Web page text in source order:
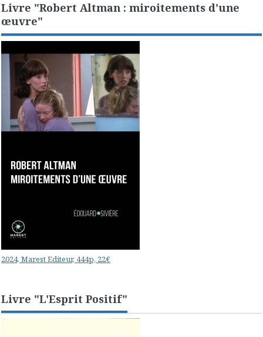
Livre "Robert Altman : miroitements d'une
œuvre"
2024, Marest Editeur, 444p, 22€
Livre "L'Esprit Positif"